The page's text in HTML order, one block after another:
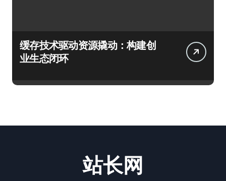
缓存技术驱动资源撬动：构建创
业生态闭环
站长网